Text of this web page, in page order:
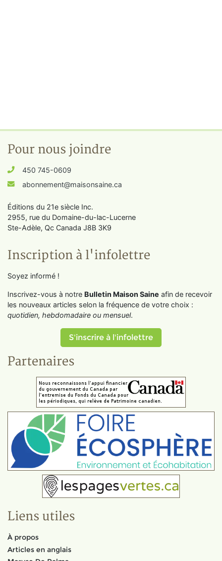
Pour nous joindre
450 745-0609
abonnement@maisonsaine.ca
Éditions du 21e siècle Inc.
2955, rue du Domaine-du-lac-Lucerne
Ste-Adèle, Qc Canada J8B 3K9
Inscription à l'infolettre
Soyez informé !
Inscrivez-vous à notre Bulletin Maison Saine afin de recevoir
les nouveaux articles selon la fréquence de votre choix :
quotidien, hebdomadaire ou mensuel.
S'inscrire à l'infolettre
Partenaires
Liens utiles
À propos
Articles en anglais